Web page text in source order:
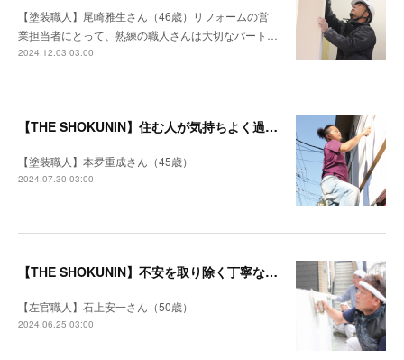
【塗装職人】尾崎雅生さん（46歳）リフォームの営
業担当者にとって、熟練の職人さんは大切なパート…
2024.12.03 03:00
【THE SHOKUNIN】住む人が気持ちよく過ごせる空間になるように
【塗装職人】本夛重成さん（45歳）
2024.07.30 03:00
【THE SHOKUNIN】不安を取り除く丁寧な打ち合わせ 施主を笑顔にするリフォームを目指す
【左官職人】石上安一さん（50歳）
2024.06.25 03:00